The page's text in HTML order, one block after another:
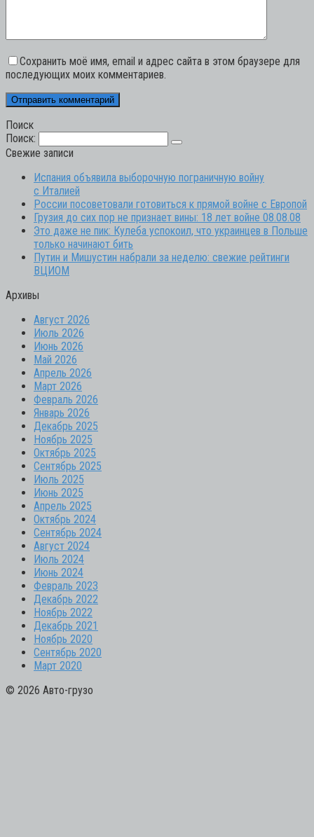
Сохранить моё имя, email и адрес сайта в этом браузере для
последующих моих комментариев.
Поиск
Поиск:
Свежие записи
Испания объявила выборочную пограничную войну
с Италией
России посоветовали готовиться к прямой войне с Европой
Грузия до сих пор не признает вины: 18 лет войне 08.08.08
Это даже не пик: Кулеба успокоил, что украинцев в Польше
только начинают бить
Путин и Мишустин набрали за неделю: свежие рейтинги
ВЦИОМ
Архивы
Август 2026
Июль 2026
Июнь 2026
Май 2026
Апрель 2026
Март 2026
Февраль 2026
Январь 2026
Декабрь 2025
Ноябрь 2025
Октябрь 2025
Сентябрь 2025
Июль 2025
Июнь 2025
Апрель 2025
Октябрь 2024
Сентябрь 2024
Август 2024
Июль 2024
Июнь 2024
Февраль 2023
Декабрь 2022
Ноябрь 2022
Декабрь 2021
Ноябрь 2020
Сентябрь 2020
Март 2020
© 2026 Авто-грузо